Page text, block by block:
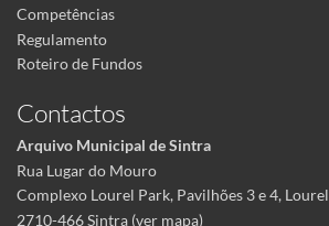
Competências
Regulamento
Roteiro de Fundos
Contactos
Arquivo Municipal de Sintra
Rua Lugar do Mouro
Complexo Lourel Park, Pavilhões 3 e 4, Lourel
2710-466 Sintra (ver mapa)